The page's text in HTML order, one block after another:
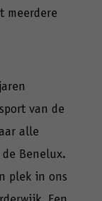
meerdere
van de
alle
Benelux.
plek in ons